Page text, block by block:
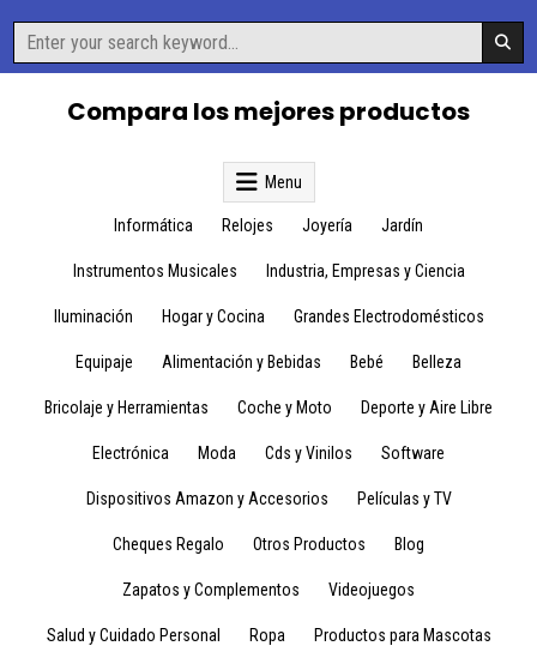
content
Search
for:
Compara los mejores productos
Menu
Informática Relojes Joyería Jardín
Instrumentos Musicales Industria, Empresas y Ciencia
Iluminación Hogar y Cocina Grandes Electrodomésticos
Equipaje Alimentación y Bebidas Bebé Belleza
Bricolaje y Herramientas Coche y Moto Deporte y Aire Libre
Electrónica Moda Cds y Vinilos Software
Dispositivos Amazon y Accesorios Películas y TV
Cheques Regalo Otros Productos Blog
Zapatos y Complementos Videojuegos
Salud y Cuidado Personal Ropa Productos para Mascotas